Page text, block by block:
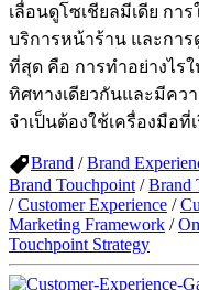
เลื่อนดูโซเชียลมีเดีย กา
บริการหน้าร้าน และกา
ที่สุด คือ การทำอย่างไร
ทิศทางเดียวกันและมีคว
จำเป็นต้องใช้เครื่องมือที่เ
Brand /Brand
Brand Touchpoint /Brand
/Customer Experience /
Marketing Framework /
Touchpoint Strategy